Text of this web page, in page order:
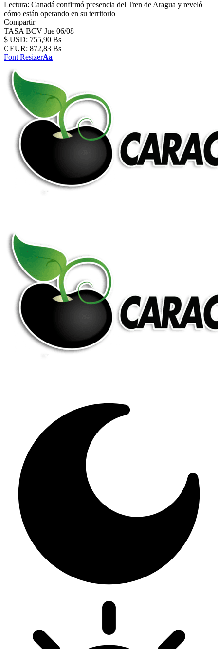
Lectura: Canadá confirmó presencia del Tren de Aragua y reveló
cómo están operando en su territorio
Compartir
TASA BCV Jue 06/08
$ USD: 755,90 Bs
€ EUR: 872,83 Bs
Font ResizerAa